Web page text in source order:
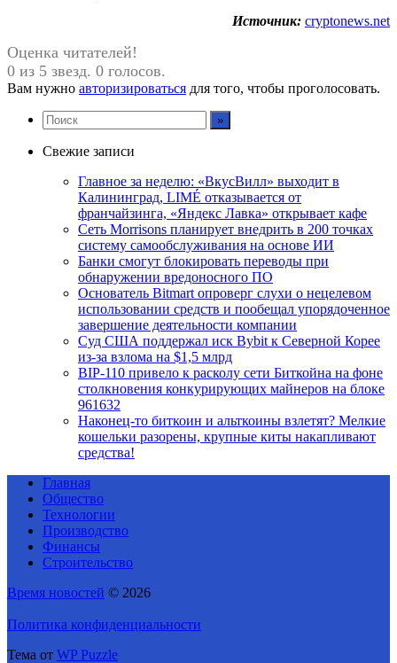
Источник: cryptonews.net
Оценка читателей!
0 из 5 звезд. 0 голосов.
Вам нужно авторизироваться для того, чтобы проголосовать.
Свежие записи
Главное за неделю: «ВкусВилл» выходит в
Калининград, LIMÉ отказывается от
франчайзинга, «Яндекс Лавка» открывает кафе
Сеть Morrisons планирует внедрить в 200 точках
систему самообслуживания на основе ИИ
Банки смогут блокировать переводы при
обнаружении вредоносного ПО
Основатель Bitmart опроверг слухи о нецелевом
использовании средств и пообещал упорядоченное
завершение деятельности компании
Суд США поддержал иск Bybit к Северной Корее
из-за взлома на $1,5 млрд
BIP-110 привело к расколу сети Биткойна на фоне
столкновения конкурирующих майнеров на блоке
961632
Наконец-то биткоин и альткоины взлетят? Мелкие
кошельки разорены, крупные киты накапливают
средства!
Главная
Общество
Технологии
Производство
Финансы
Строительство
Время новостей © 2026
Политика конфиденциальности
Тема от WP Puzzle